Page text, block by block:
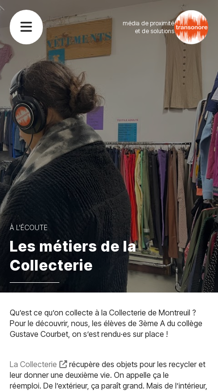
média de proximité
et de solutions
À L'ÉCOUTE
Les métiers de la
Collecterie
Qu’est ce qu’on collecte à la Collecterie de Montreuil ?
Pour le découvrir, nous, les élèves de 3ème A du collège
Gustave Courbet, on s’est rendu·es sur place !
La Collecterie
récupère des objets pour les recycler et
leur donner une deuxième vie. On appelle ça le
réemploi. De l’extérieur, ça paraît grand. Mais de l’intérieur,